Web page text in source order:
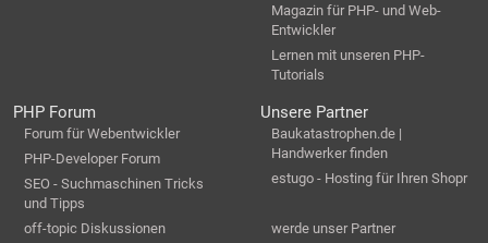
Magazin für PHP- und Web-
Entwickler
Lernen mit unseren PHP-
Tutorials
PHP Forum
Forum für Webentwickler
PHP-Developer Forum
SEO - Suchmaschinen Tricks
und Tipps
off-topic Diskussionen
Unsere Partner
Baukatastrophen.de |
Handwerker finden
estugo - Hosting für Ihren Shopr
werde unser Partner